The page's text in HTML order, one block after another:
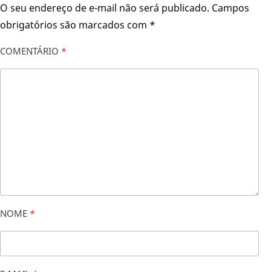
O seu endereço de e-mail não será publicado. Campos
obrigatórios são marcados com *
COMENTÁRIO *
NOME *